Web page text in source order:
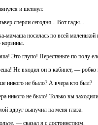
и шепнул:
сперли сегодня... Вот гады...
мамаша носилась по всей маленькой
корзины.
Это глупо! Перестаньте по полу
Не входил он в кабинет, —
никого не было? А вчера кто был?
никого не было! Только вы
вдруг выпучил на меня глаза.
— сказал я с достоинством.